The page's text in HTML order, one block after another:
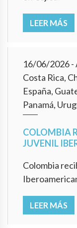
LEER MÁS
16/06/2026-
Costa Rica,
España,
Panamá,
COLOMBIA
JUVENIL
Colombia
LEER MÁS